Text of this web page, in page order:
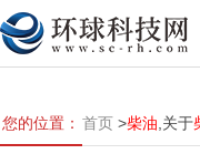
您的位置： 首页 >柴油 ,关于